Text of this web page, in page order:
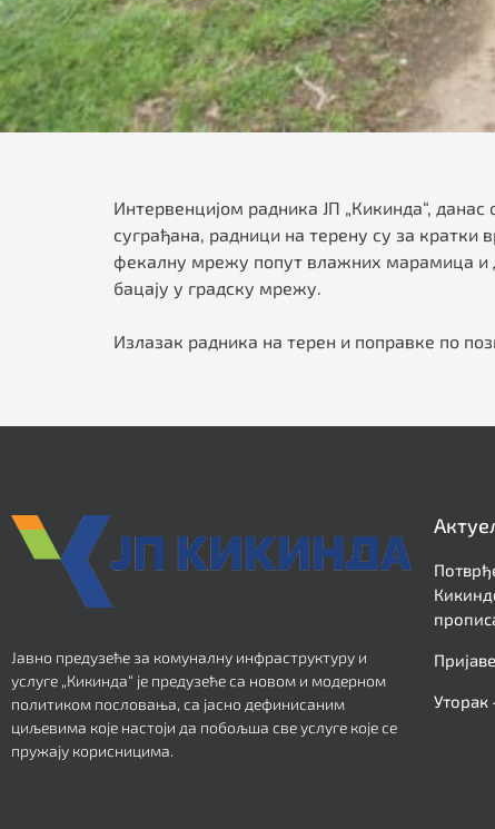
Интервенцијом радника ЈП „Кикинда“,
суграђана, радници на терену су за кратки
фекалну мрежу попут влажних марамица и
бацају у градску мрежу.
Излазак радника на терен и поправке по
Јавно предузеће за комуналну инфраструктуру и
услуге „Кикинда“ је предузеће са новом и модерном
политиком пословања, са јасно дефинисаним
циљевима које настоји да побољша све услуге које се
пружају корисницима.
Уторак